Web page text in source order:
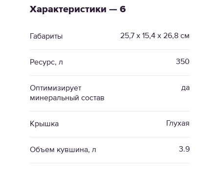
Характеристики — 6
Габариты 25,7 x 15,4 x 26,8 см
Ресурс, л 350
Оптимизирует
минеральный состав
да
Крышка Глухая
Объем кувшина, л 3.9